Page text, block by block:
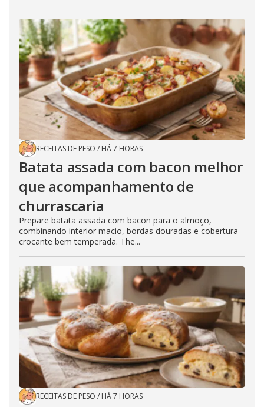
RECEITAS DE PESO / HÁ 7 HORAS
Batata assada com bacon melhor
que acompanhamento de
churrascaria
Prepare batata assada com bacon para o almoço,
combinando interior macio, bordas douradas e cobertura
crocante bem temperada. The...
RECEITAS DE PESO / HÁ 7 HORAS